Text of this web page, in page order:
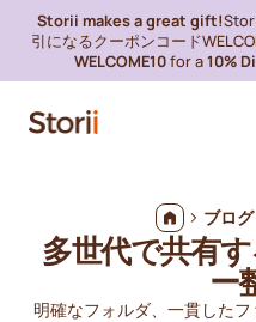
Storii makes a great gift!
引になるクーポンコード
WELCOME10for a10%
ブログ
多世代で共有
ー
明確なフォルダ、一貫した